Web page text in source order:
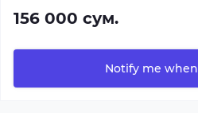
156 000 сум.
Notify me